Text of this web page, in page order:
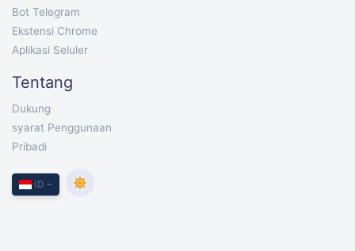
Bot Telegram
Ekstensi Chrome
Aplikasi Seluler
Tentang
Dukung
syarat Penggunaan
Pribadi
ID